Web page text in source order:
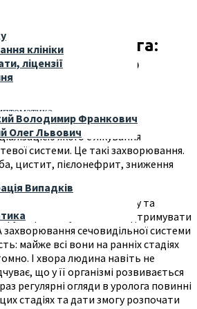
клініки
ліцензії
Володимир Франкович
Олег Львович
Випадків
уролога:
навіщо
жінкам?
якого є лікування
системи. Це такі захворювання.
цистит, пієлонефрит, зниження
людини має складну будову та
функцій. Тому важливо підтримувати
захворювання сечовидільної системи
майже всі вони на ранніх стадіях
І хвора людина навіть не
що у її організмі розвивається
регулярні огляди в уролога повинні
стадіях та дати змогу розпочати